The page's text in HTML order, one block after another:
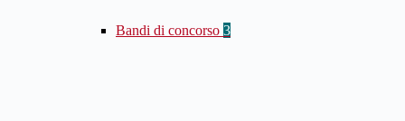
Bandi di concorso 3